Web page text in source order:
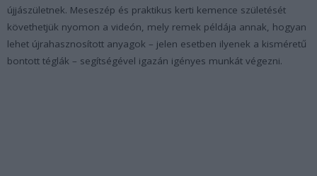
újjászületnek. Meseszép és praktikus kerti kemence születését
követhetjük nyomon a videón, mely remek példája annak, hogyan
lehet újrahasznosított anyagok – jelen esetben ilyenek a kisméretű
bontott téglák – segítségével igazán igényes munkát végezni.